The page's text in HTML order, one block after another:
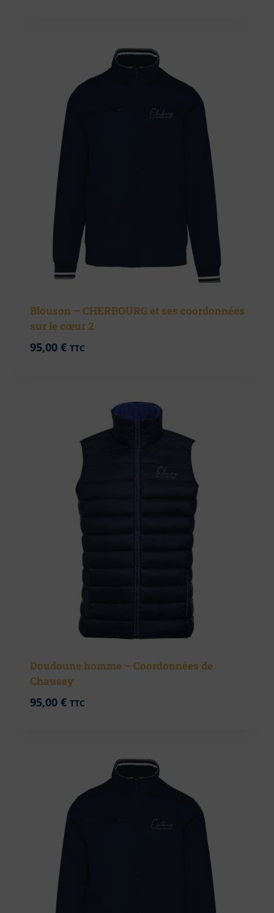
Blouson – CHERBOURG et ses coordonnées
sur le cœur 2
95,00 € TTC
Doudoune homme – Coordonnées de
Chausey
95,00 € TTC